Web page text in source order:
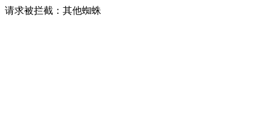
请求被拦截：其他蜘蛛